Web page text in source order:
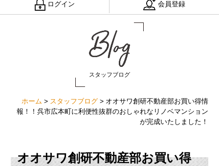
ログイン 会員登録
スタッフブログ
ホーム > スタッフブログ> オオサワ創研不動産部お買い得情
報！！呉市広本町に利便性抜群のおしゃれなリノベマンション
が完成いたしました！
オオサワ創研不動産部お買い得